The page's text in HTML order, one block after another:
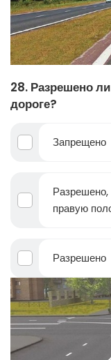
28. Разрешено
дороге?
Запрещено
Разрешено,
правую
Разрешено